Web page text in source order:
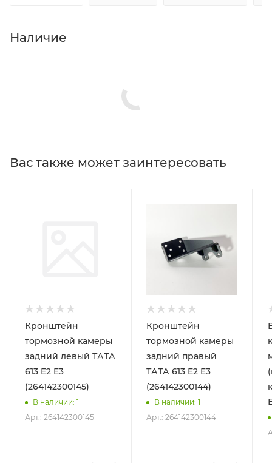
Наличие
Вас также может заинтересовать
Кронштейн
тормозной камеры
задний левый ТАТА
613 E2 E3
(264142300145)
В наличии: 1
Арт.: 264142300145
Кронштейн
тормозной камеры
задний правый
ТАТА 613 E2 E3
(264142300144)
В наличии: 1
Арт.: 264142300144